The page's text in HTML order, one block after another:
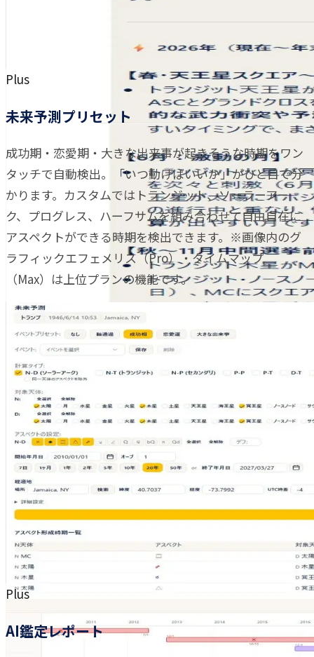
Plus
未来予測プリセット
成功期・恋愛期・大きな出来事が起きそうな時期をワン
タッチで自動検出。「いつ動けばいいか」がひと目で分
かります。カスタムではトランジット、ソーラーアー
ク、プログレス、ハーフサムを組み合わせて自由自在に
アスペクトができる時期を検出できます。※画像内のグ
ラフィックエフェメリス（Pro）・タイムマップ
（Max）は上位プランの機能です。
Plus
AI鑑定レポート